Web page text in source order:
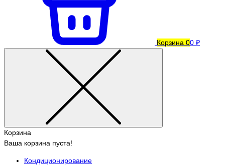
Корзина 00 ₽
Корзина
Ваша корзина пуста!
Кондиционирование